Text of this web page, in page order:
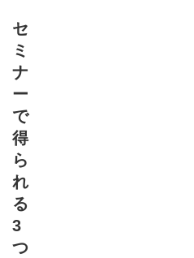
セ
ミ
ナ
ー
で
得
ら
れ
る
3
つ